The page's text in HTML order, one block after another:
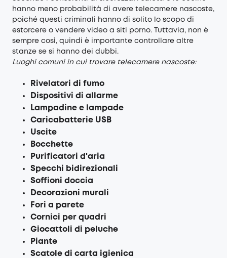
hanno meno probabilità di avere telecamere nascoste,
poiché questi criminali hanno di solito lo scopo di
estorcere o vendere video a siti porno. Tuttavia, non è
sempre così, quindi è importante controllare altre
stanze se si hanno dei dubbi.
Luoghi comuni in cui trovare telecamere nascoste:
Rivelatori di fumo
Dispositivi di allarme
Lampadine e lampade
Caricabatterie USB
Uscite
Bocchette
Purificatori d'aria
Specchi bidirezionali
Soffioni doccia
Decorazioni murali
Fori a parete
Cornici per quadri
Giocattoli di peluche
Piante
Scatole di carta igienica